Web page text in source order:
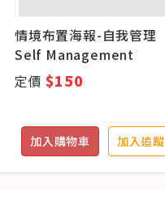
情境布置海報-自我管理
Self Management
定價$150
加入購物車 加入追蹤